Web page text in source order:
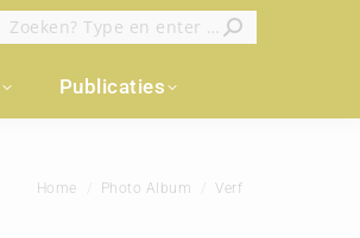
Zoeken:
Publicaties
Je bent hier:
Home Photo Album Verf